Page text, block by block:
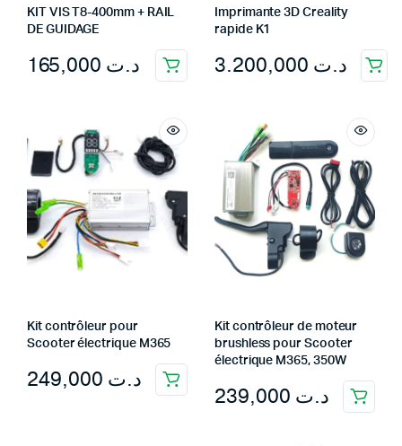
KIT VIS T8-400mm + RAIL
DE GUIDAGE
د.ت
Imprimante 3D Creality
rapide K1
د.ت
Kit contrôleur pour
Scooter électrique M365
د.ت
Kit contrôleur de moteur
brushless pour Scooter
électrique M365, 350W
د.ت